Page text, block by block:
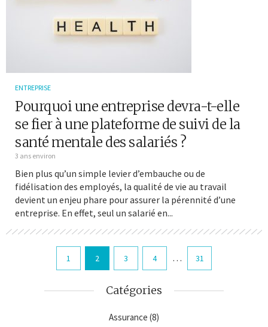
ENTREPRISE
Pourquoi une entreprise devra-t-elle
se fier à une plateforme de suivi de la
santé mentale des salariés ?
3 ans environ
Bien plus qu’un simple levier d’embauche ou de
fidélisation des employés, la qualité de vie au travail
devient un enjeu phare pour assurer la pérennité d’une
entreprise. En effet, seul un salarié en...
1 2 3 4 … 31
Catégories
Assurance (8)